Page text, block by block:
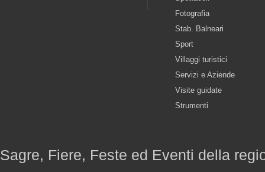
Fotografia
Stab. Balneari
Sport
Villaggi turistici
Servizi e Aziende
Visite guidate
Strumenti
Sagre, Fiere, Feste ed Eventi della